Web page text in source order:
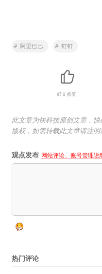
# 阿里巴巴 # 钉钉
好文点赞
此文章为快科技原创文章，
版权，如需转载此文章请注
观点发布 网站评论、账号管理说
热门评论